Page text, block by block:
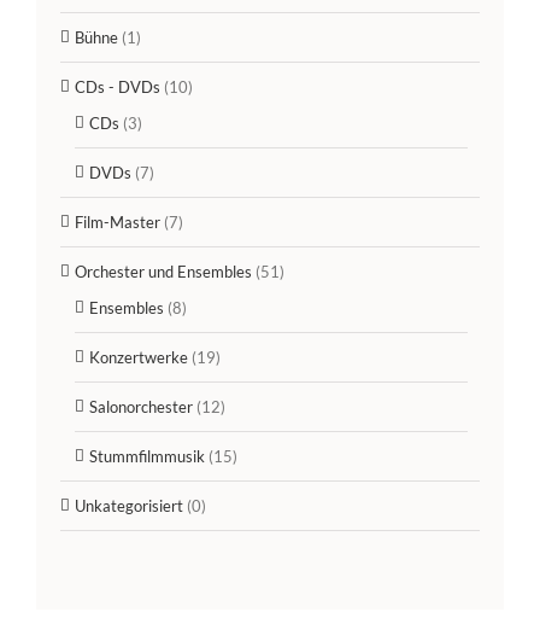
Bühne (1)
CDs - DVDs (10)
CDs (3)
DVDs (7)
Film-Master (7)
Orchester und Ensembles (51)
Ensembles (8)
Konzertwerke (19)
Salonorchester (12)
Stummfilmmusik (15)
Unkategorisiert (0)